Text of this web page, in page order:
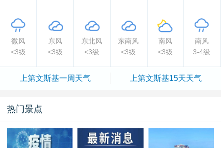
微风 东风 东北风 东南风 南风
南风
<3级
<3级 <3级 <3级 <3级 3-4级
上第文斯基一周天气 上第文斯基15天天气
热门景点